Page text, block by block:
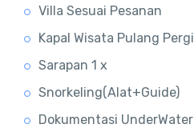
Villa Sesuai Pesanan
Kapal Wisata Pulang Pergi
Sarapan 1 x
Snorkeling(Alat+Guide)
Dokumentasi UnderWater